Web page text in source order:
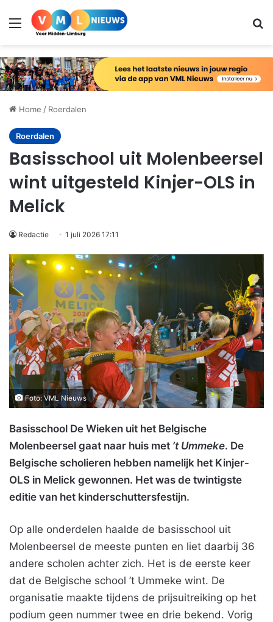
Menu
Home / Roerdalen
Roerdalen
Basisschool uit Molenbeersel
wint uitgesteld Kinjer-OLS in
Melick
Redactie 1 juli 2026 17:11
Foto: VML Nieuws
Basisschool De Wieken uit het Belgische
Molenbeersel gaat naar huis met ’t Ummeke. De
Belgische scholieren hebben namelijk het Kinjer-
OLS in Melick gewonnen. Het was de twintigste
editie van het kinderschuttersfestijn.
Op alle onderdelen haalde de basisschool uit
Molenbeersel de meeste punten en liet daarbij 36
andere scholen achter zich. Het is de eerste keer
dat de Belgische school ’t Ummeke wint. De
organisatie maakte tijdens de prijsuitreiking op het
podium geen nummer twee en drie bekend. Vorig